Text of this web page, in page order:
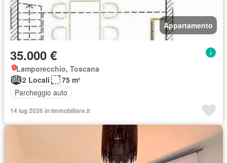
Appartamento
35.000 €
Lamporecchio, Toscana
2 Locali
75 m²
Parcheggio auto
14 lug 2026 in Immobiliare.it